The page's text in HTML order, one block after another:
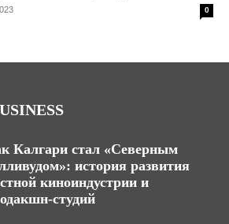
0
Калгари стал «Северным
история развития
киноиндустрии и
студий